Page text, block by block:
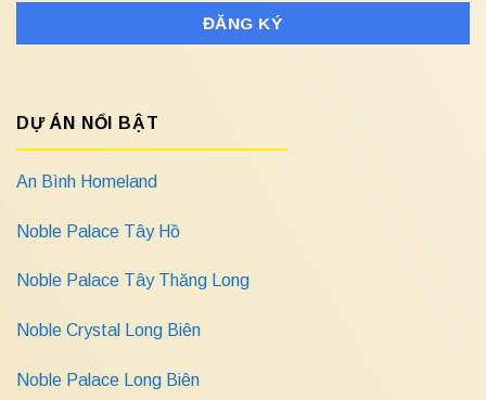
DỰ ÁN NỔI BẬT
An Bình Homeland
Noble Palace Tây Hồ
Noble Palace Tây Thăng Long
Noble Crystal Long Biên
Noble Palace Long Biên